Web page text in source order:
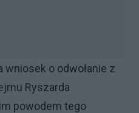
wniosek o odwołanie z
Ryszarda
powodem tego